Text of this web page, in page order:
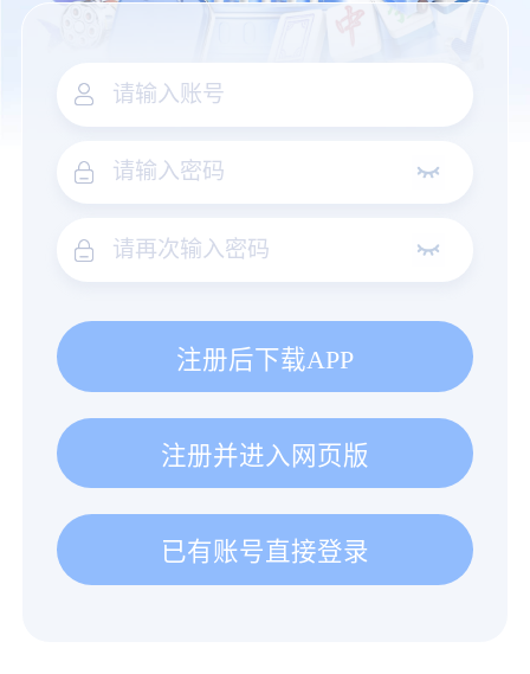
注册后下载APP
注册并进入网页版
已有账号直接登录